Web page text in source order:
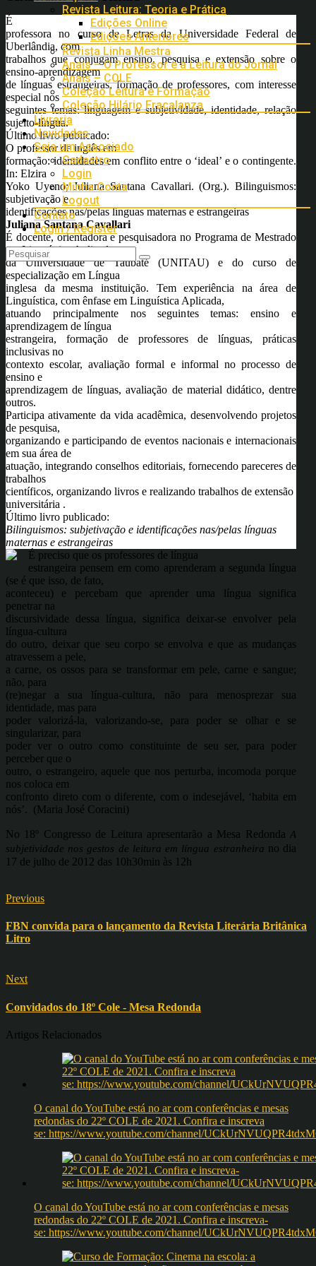
Revista Leitura: Teoria e Prática
Edições Online
Edições Anteriores
Revista Linha Mestra
Anais – O Professor e a Leitura do Jornal
Anais – COLE
Coleção Leitura e Formação
Coleção Hilário Fracalanza
Livraria
Novidades
Seja um Associado
Cadastro
Login
Minha Conta
Logout
Contato
Login / Register
É
professora no curso de Letras da Universidade Federal de
Uberlândia, com
trabalhos que conjugam ensino, pesquisa e extensão sobre o
ensino-aprendizagem
de línguas estrangeiras, formação de professores, com interesse
especial nos
seguintes temas: linguagem e subjetividade, identidade, relação
sujeito-língua.
Último livro publicado:
O professor de inglês em
formação: identidades em conflito entre o ‘ideal’ e o contingente.
In: Elzira
Yoko Uyeno; Juliana Santana Cavallari. (Org.). Bilinguismos:
subjetivação e
identificações nas/pelas línguas maternas e estrangeiras
Juliana Santana Cavallari
É docente, orientadora e pesquisadora no Programa de Mestrado
em Linguística Aplicada
da Universidade de Taubaté (UNITAU) e do curso de
especialização em Língua
inglesa da mesma instituição. Tem experiência na área de
Linguística, com ênfase em Linguística Aplicada,
atuando principalmente nos seguintes temas: ensino e
aprendizagem de língua
estrangeira, formação de professores de línguas, práticas
inclusivas no
contexto escolar, avaliação formal e informal no processo de
ensino e
aprendizagem de línguas, avaliação de material didático, dentre
outros.
Participa ativamente da vida acadêmica, desenvolvendo projetos
de pesquisa,
organizando e participando de eventos nacionais e internacionais
em sua área de
atuação, integrando conselhos editoriais, fornecendo pareceres de
trabalhos
científicos, organizando livros e realizando trabalhos de extensão
universitária .
Último livro publicado:
Bilinguismos: subjetivação e identificações nas/pelas línguas
maternas e estrangeiras
É preciso que os professores de língua
estrangeira pensem em como aprenderam a segunda língua
(se é que isso, de fato,
aconteceu) e percebam que aprender uma língua significa
penetrar na
discursividade dessa língua, significa deixar-se envolver pela
língua-cultura
do outro, deixar que seu corpo se envolva e que as mudanças
atravessem a pele,
a carne, os ossos para se transformar em pele, carne e sangue;
não, para
(re)negar a sua língua-cultura, não para menosprezar sua
identidade, mas para
poder valorizá-la, valorizando-se, para poder se olhar e se
singularizar, para
poder ver o outro como constituinte de seu ser, para poder
perceber que o
outro, o estrangeiro, aquele que nos perturba, incomoda porque
nos coloca em
confronto direto com o diferente, com o indesejável, ‘habita em
nós’. (Maria José Coracini)
No 18º Congresso de Leitura apresentarão a Mesa Redonda A
subjetividade nos gestos de leitura em língua estranheira no dia
17 de julho de 2012 das 10h30min às 12h
Previous
FBN convida para o lançamento da Revista Literária Britânica
Litro
Next
Convidados do 18º Cole - Mesa Redonda
Artigos Relacionados
O canal do YouTube está no ar com conferências e mesas
redondas do 22º COLE de 2021. Confira e inscreva
se: https://www.youtube.com/channel/
O canal do YouTube está no ar com conferências e mesas
redondas do 22º COLE de 2021. Confira e inscreva-
se: https://www.youtube.com/channel/